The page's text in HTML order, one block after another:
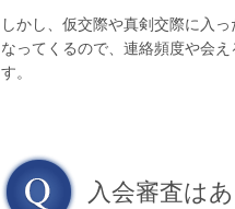
しかし、仮交際や真剣交際に入
なってくるので、連絡頻度や会
す。
入会審査は